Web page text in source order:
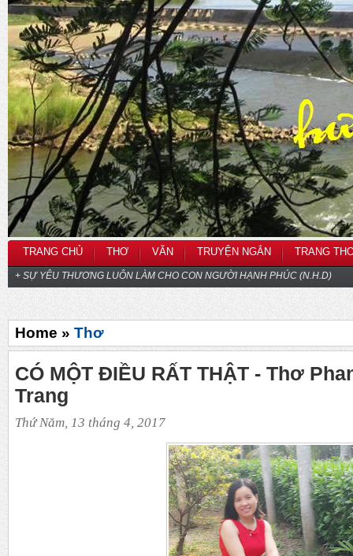
TRANG CHỦ THƠ VĂN TRUYỆN NGẮN TRANG
+ SỰ YÊU THƯƠNG LUÔN LÀM CHO CON NGƯỜI HẠNH PHÚC (N.H.D)
Home » Thơ
CÓ MỘT ĐIỀU RẤT THẬT - Thơ
Trang
Thứ Năm, 13 tháng 4, 2017